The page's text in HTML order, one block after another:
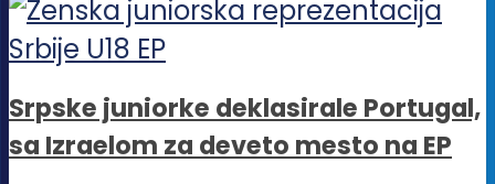
Srpske juniorke deklasirale Portugal,
sa Izraelom za deveto mesto na EP